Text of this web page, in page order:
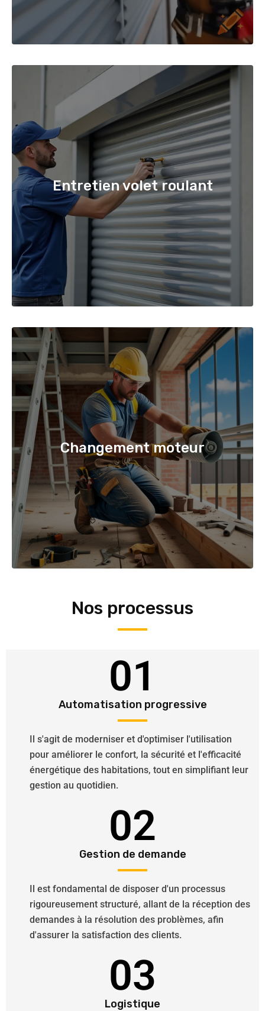
Entretien volet roulant
Changement moteur
Nos processus
01
Automatisation progressive
Il s'agit de moderniser et d'optimiser l'utilisation
pour améliorer le confort, la sécurité et l'efficacité
énergétique des habitations, tout en simplifiant leur
gestion au quotidien.
02
Gestion de demande
Il est fondamental de disposer d'un processus
rigoureusement structuré, allant de la réception des
demandes à la résolution des problèmes, afin
d'assurer la satisfaction des clients.
03
Logistique